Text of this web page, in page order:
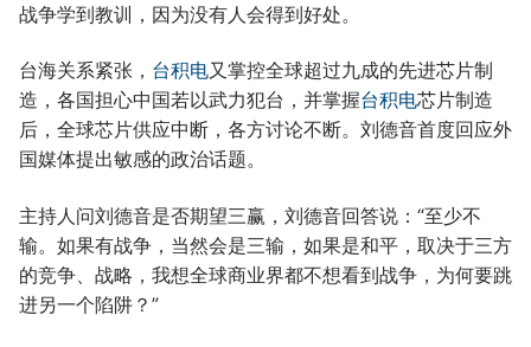
战争学到教训，因为没有人会得到好处。
台海关系紧张， 台积电又掌控全球超过九成的先进芯片制
造，各国担心中国若以武力犯台，并掌握台积电芯片制造
后，全球芯片供应中断，各方讨论不断。刘德音首度回应外
国媒体提出敏感的政治话题。
主持人问刘德音是否期望三赢，刘德音回答说：“至少不
输。如果有战争，当然会是三输，如果是和平，取决于三方
的竞争、战略，我想全球商业界都不想看到战争，为何要跳
进另一个陷阱？”